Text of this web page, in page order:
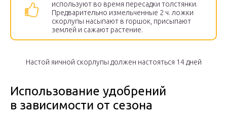
используют во время пересадки толстянки.
Предварительно измельченные 2 ч. ложки
скорлупы насыпают в горшок, присыпают
землей и сажают растение.
Настой яичной скорлупы должен настояться 14 дней
Использование удобрений
в зависимости от сезона